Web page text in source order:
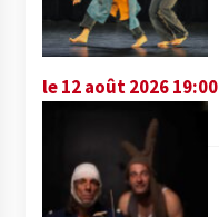
le 12 août 2026 19:00